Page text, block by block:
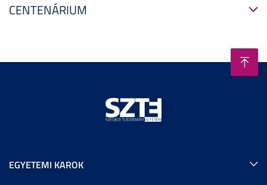
CENTENÁRIUM
EGYETEMI KAROK